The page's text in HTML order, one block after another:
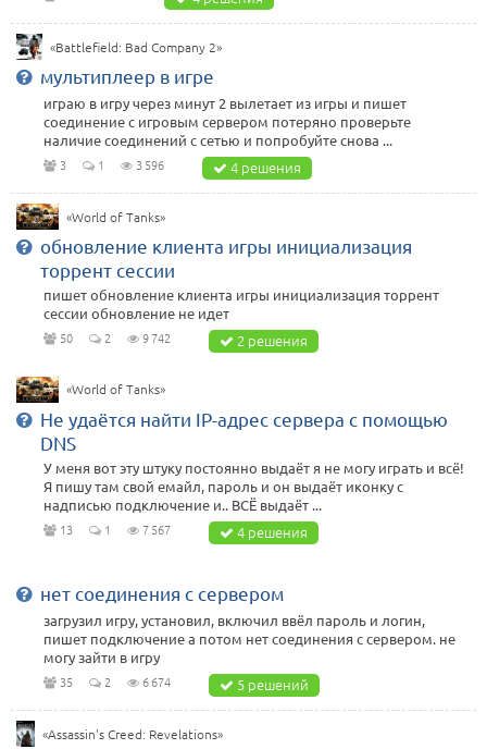
«Battlefield: Bad Company 2»
мультиплеер в игре
играю в игру через минут 2 вылетает из игры и пишет
соединение с игровым сервером потеряно проверьте
наличие соединений с сетью и попробуйте снова ...
3 1 3 596 4 решения
«World of Tanks»
обновление клиента игры инициализация
торрент сессии
пишет обновление клиента игры инициализация торрент
сессии обновление не идет
50 2 9 742 2 решения
«World of Tanks»
Не удаётся найти IP-адрес сервера с помощью
DNS
У меня вот эту штуку постоянно выдаёт я не могу играть и всё!
Я пишу там свой емайл, пароль и он выдаёт иконку с
надписью подключение и.. ВСЁ выдаёт ...
13 1 7 567 4 решения
нет соединения с сервером
загрузил игру, установил, включил ввёл пароль и логин,
пишет подключение а потом нет соединения с сервером. не
могу зайти в игру
35 2 6 674 5 решений
«Assassin's Creed: Revelations»